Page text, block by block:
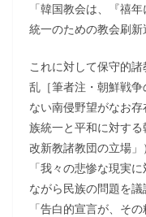
「韓国教会は、『禧
統一のための教会刷新
これに対して保守的
乱［筆者注・朝鮮戦
ない南侵野望がなお
族統一と平和に対す
改新教諸教団の立場」
「我々の悲惨な現実
ながら民族の問題を
「告白的宣言が、そ